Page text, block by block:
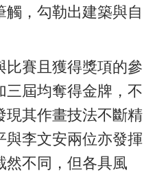
，勾勒出建築與自
比賽且獲得獎項的參
三屆均奪得金牌，不
現其作畫技法不斷精
與李文安兩位亦發揮
然不同，但各具風